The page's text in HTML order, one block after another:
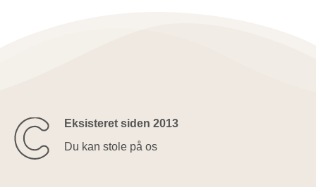
Eksisteret siden 2013
Du kan stole på os